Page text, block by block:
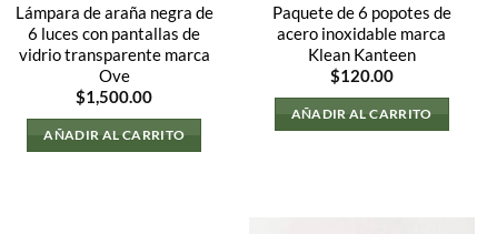
Lámpara de araña negra de
6 luces con pantallas de
vidrio transparente marca
Ove
$1,500.00
AÑADIR AL CARRITO
Paquete de 6 popotes de
acero inoxidable marca
Klean Kanteen
$120.00
AÑADIR AL CARRITO